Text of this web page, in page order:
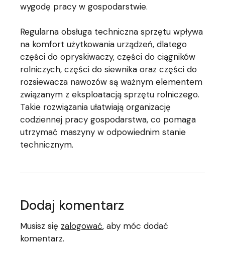
wygodę pracy w gospodarstwie.
Regularna obsługa techniczna sprzętu wpływa
na komfort użytkowania urządzeń, dlatego
części do opryskiwaczy, części do ciągników
rolniczych, części do siewnika oraz części do
rozsiewacza nawozów są ważnym elementem
związanym z eksploatacją sprzętu rolniczego.
Takie rozwiązania ułatwiają organizację
codziennej pracy gospodarstwa, co pomaga
utrzymać maszyny w odpowiednim stanie
technicznym.
Dodaj komentarz
Musisz się zalogować, aby móc dodać
komentarz.